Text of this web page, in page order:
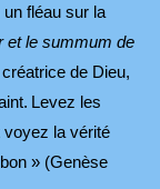
un fléau sur la
et le summum de
de Dieu,
Levez les
la vérité
» (Genèse